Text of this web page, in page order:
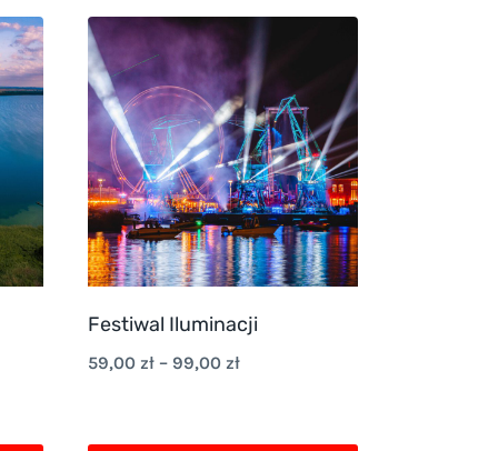
Festiwal Iluminacji
59,00 zł – 99,00 złZakres